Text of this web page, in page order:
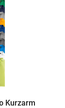
Kurzarm